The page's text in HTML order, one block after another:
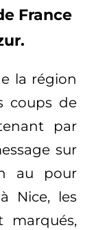
France
la région
coups de
par
sur
au pour
Nice, les
marqués,